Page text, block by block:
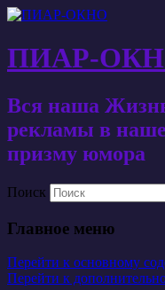
ПИАР-
Вся наша
рекламы в
призму юмора
Поиск
Главное меню
Перейти к основному
Перейти к